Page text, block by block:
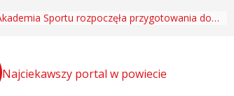
Akademia Sportu rozpoczęła przygotowania do nowego sezonu
Najciekawszy portal w powiecie